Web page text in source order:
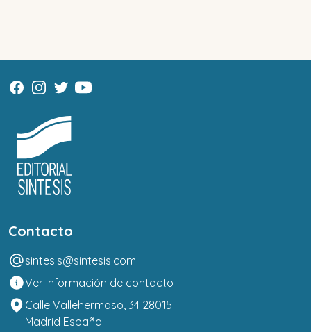
Contacto
sintesis@sintesis.com
Ver información de contacto
Calle Vallehermoso, 34 28015
Madrid España